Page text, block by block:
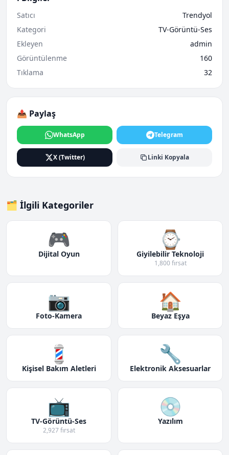
Satıcı
Trendyol
Kategori
TV-Görüntü-Ses
Ekleyen
admin
Görüntülenme
160
Tıklama
32
📤 Paylaş
WhatsApp Telegram
X (Twitter) Linki Kopyala
🗂️ İlgili Kategoriler
🎮
Dijital Oyun
⌚
Giyilebilir Teknoloji
1,800 fırsat
📷
Foto-Kamera
🏠
Beyaz Eşya
💈
Kişisel Bakım Aletleri
🔧
Elektronik Aksesuarlar
📺
TV-Görüntü-Ses
2,927 fırsat
💿
Yazılım